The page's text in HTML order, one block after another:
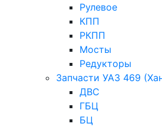
Рулевое
КПП
РКПП
Мосты
Редукторы
Запчасти УАЗ 469
ДВС
ГБЦ
БЦ